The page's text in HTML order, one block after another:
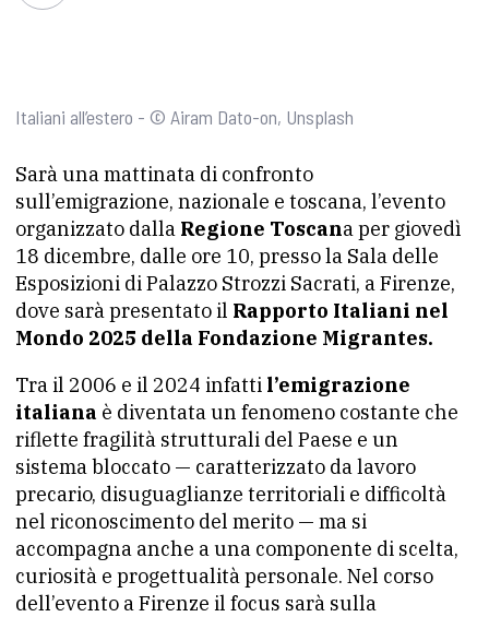
Italiani all’estero - © Airam Dato-on, Unsplash
Sarà una mattinata di confronto
sull’emigrazione, nazionale e toscana, l’evento
organizzato dalla Regione Toscana per giovedì
18 dicembre, dalle ore 10, presso la Sala delle
Esposizioni di Palazzo Strozzi Sacrati, a Firenze,
dove sarà presentato il Rapporto Italiani nel
Mondo 2025 della Fondazione Migrantes.
Tra il 2006 e il 2024 infatti l’emigrazione
italiana è diventata un fenomeno costante che
riflette fragilità strutturali del Paese e un
sistema bloccato — caratterizzato da lavoro
precario, disuguaglianze territoriali e difficoltà
nel riconoscimento del merito — ma si
accompagna anche a una componente di scelta,
curiosità e progettualità personale. Nel corso
dell’evento a Firenze il focus sarà sulla